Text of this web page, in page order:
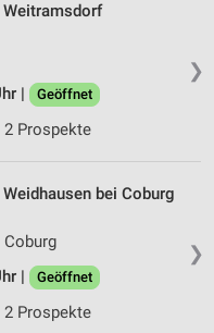
❯
|
Geöffnet
2 Prospekte
❯
bei Coburg
Coburg
|
Geöffnet
2 Prospekte
oder